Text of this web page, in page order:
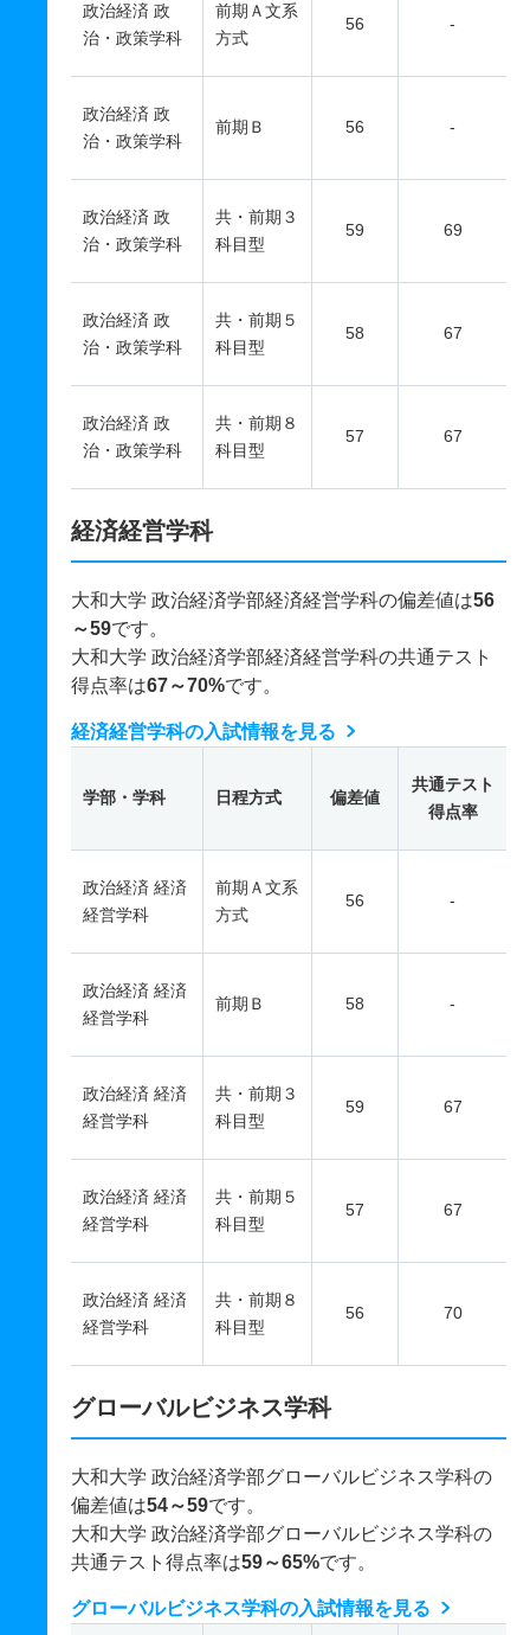
政治経済 政
治・政策学科
前期Ａ文系
方式
56 -
政治経済 政
治・政策学科
前期Ｂ 56 -
政治経済 政
治・政策学科
共・前期３
科目型
59 69
政治経済 政
治・政策学科
共・前期５
科目型
58 67
政治経済 政
治・政策学科
共・前期８
科目型
57 67
経済経営学科
大和大学 政治経済学部経済経営学科の偏差値は56
～59です。
大和大学 政治経済学部経済経営学科の共通テスト
得点率は67～70%です。
経済経営学科の入試情報を見る
学部・学科 日程方式 偏差値
共通テスト
得点率
政治経済 経済
経営学科
前期Ａ文系
方式
56 -
政治経済 経済
経営学科
前期Ｂ 58 -
政治経済 経済
経営学科
共・前期３
科目型
59 67
政治経済 経済
経営学科
共・前期５
科目型
57 67
政治経済 経済
経営学科
共・前期８
科目型
56 70
グローバルビジネス学科
大和大学 政治経済学部グローバルビジネス学科の
偏差値は54～59です。
大和大学 政治経済学部グローバルビジネス学科の
共通テスト得点率は59～65%です。
グローバルビジネス学科の入試情報を見る